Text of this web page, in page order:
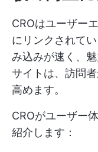
CROはユーザー
にリンクされて
み込みが速く、
サイトは、訪問
高めます。
CROがユーザー
紹介します：